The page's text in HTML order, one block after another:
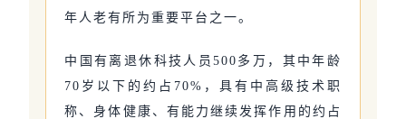
年人老有所为重要平台之一。
中国有离退休科技人员500多万，其中年龄
70岁以下的约占70%，具有中高级技术职
称、身体健康、有能力继续发挥作用的约占